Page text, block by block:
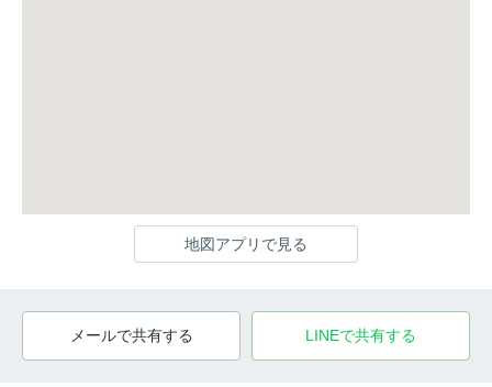
地図アプリで見る
メールで共有する LINEで共有する